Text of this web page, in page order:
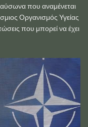
που αναμένεται
Οργανισμός Υγείας
που μπορεί να έχει